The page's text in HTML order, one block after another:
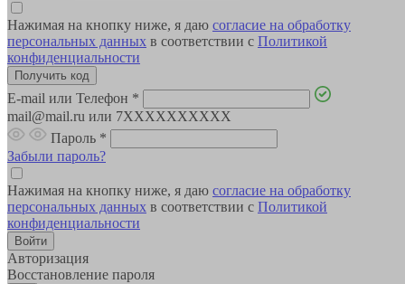
Нажимая на кнопку ниже, я даю согласие на обработку
персональных данных в соответствии с Политикой
конфиденциальности
E-mail или Телефон *
mail@mail.ru или 7XXXXXXXXXX
Пароль *
Забыли пароль?
Нажимая на кнопку ниже, я даю согласие на обработку
персональных данных в соответствии с Политикой
конфиденциальности
Авторизация
Восстановление пароля